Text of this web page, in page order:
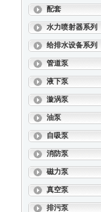
配套
水力喷射器系列
给排水设备系列
管道泵
液下泵
漩涡泵
油泵
自吸泵
消防泵
磁力泵
真空泵
排污泵